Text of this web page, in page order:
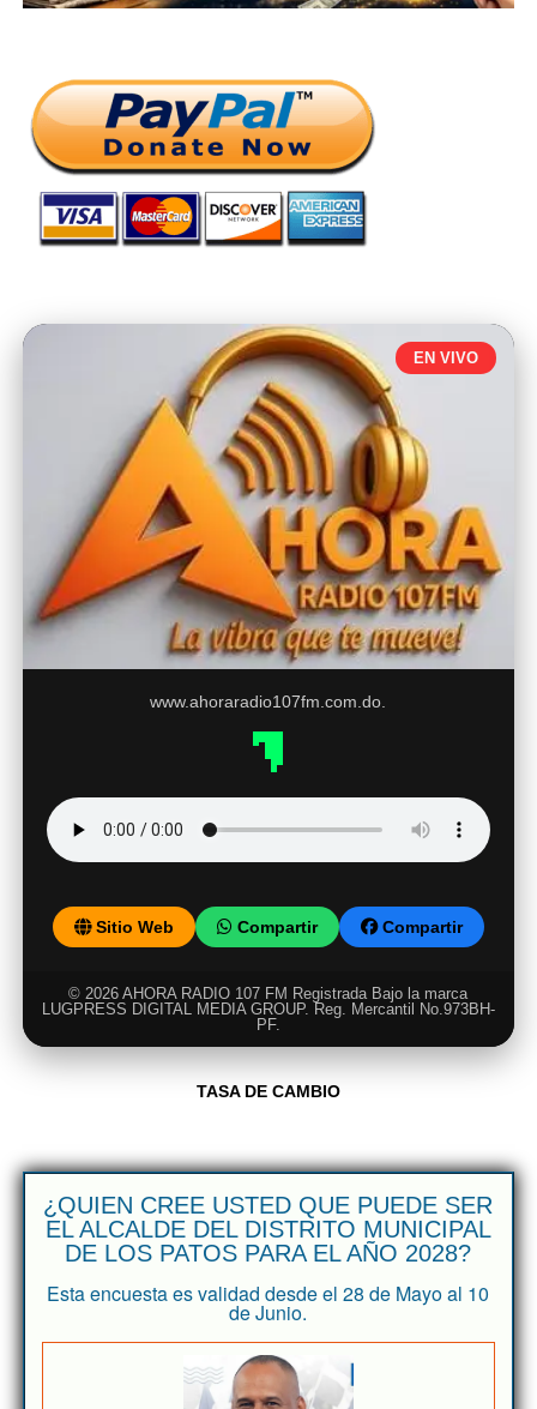
EN VIVO
www.ahoraradio107fm.com.do.
Sitio Web Compartir Compartir
© 2026 AHORA RADIO 107 FM Registrada Bajo la marca
LUGPRESS DIGITAL MEDIA GROUP. Reg. Mercantil No.973BH-
PF.
TASA DE CAMBIO
¿QUIEN CREE USTED QUE PUEDE SER
EL ALCALDE DEL DISTRITO MUNICIPAL
DE LOS PATOS PARA EL AÑO 2028?
Esta encuesta es validad desde el 28 de Mayo al 10
de Junio.